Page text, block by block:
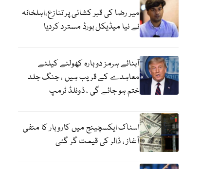
میر رضا کی قبر کشائی پر تنازع،اہلخانہ
نے نیا میڈیکل بورڈ مسترد کردیا
آبنائے ہرمز دوبارہ کھولنے کیلئے
معاہدے کے قریب ہیں ، جنگ جلد
ختم ہو جائے گی ، ڈونلڈ ٹرمپ
اسٹاک ایکسچینج میں کاروبار کا منفی
آغاز ، ڈالر کی قیمت گر گئی